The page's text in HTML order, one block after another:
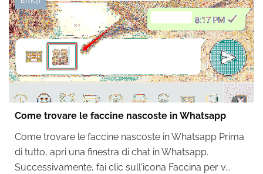
Come trovare le faccine nascoste in Whatsapp
Come trovare le faccine nascoste in Whatsapp Prima
di tutto, apri una finestra di chat in Whatsapp.
Successivamente, fai clic sull'icona Faccina per v...